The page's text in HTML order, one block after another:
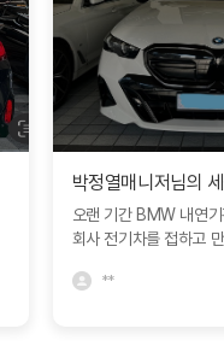
오랜 기간 BMW 내연
회사 전기차를 접하고
박정열 대리님의 추천
**